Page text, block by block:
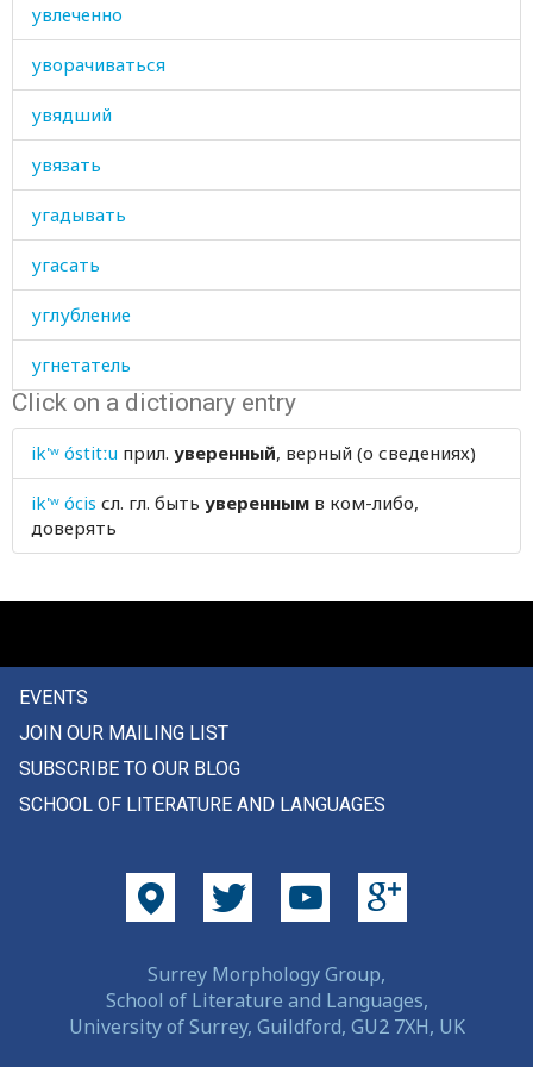
увлеченно
уворачиваться
увядший
увязать
угадывать
угасать
углубление
угнетатель
угнетение
уговор
угол
угощать
угрожать
ударить
удерживать
Click on a dictionary entry
ik'ʷ óstitːu прил. уверенный, верный (о сведениях)
ik'ʷ ócis сл. гл. быть уверенным в ком-либо,
доверять
EVENTS
JOIN OUR MAILING LIST
SUBSCRIBE TO OUR BLOG
SCHOOL OF LITERATURE AND LANGUAGES
Surrey Morphology Group,
School of Literature and Languages,
University of Surrey, Guildford, GU2 7XH, UK